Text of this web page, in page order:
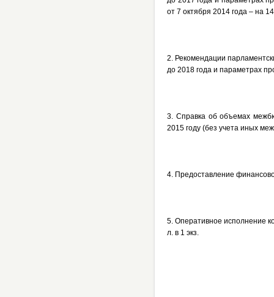
от 7 октября 2014 года – на
2. Рекомендации
до 2018 года и параметрах
3. Справка об объемах
2015 году (без учета иных
4. Предоставление
5. Оперативное исполнение
л. в 1 экз.